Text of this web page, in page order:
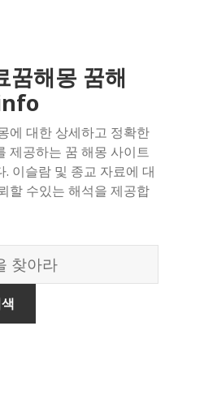
꿈해몽 꿈해
에 대한 상세하고 정확한
제공하는 꿈 해몽 사이트
. 이슬람 및 종교 자료에 대
할 수있는 해석을 제공합